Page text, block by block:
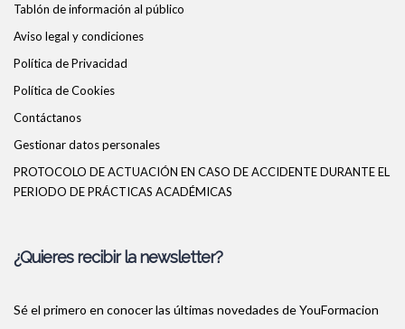
Tablón de información al público
Aviso legal y condiciones
Política de Privacidad
Política de Cookies
Contáctanos
Gestionar datos personales
PROTOCOLO DE ACTUACIÓN EN CASO DE ACCIDENTE DURANTE EL
PERIODO DE PRÁCTICAS ACADÉMICAS
¿Quieres recibir la newsletter?
Sé el primero en conocer las últimas novedades de YouFormacion